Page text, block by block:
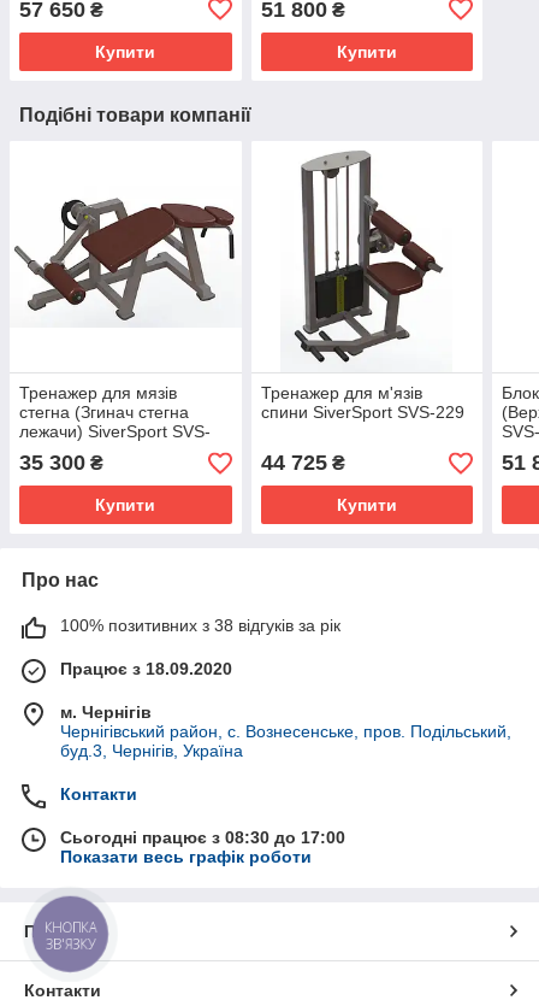
57 650 ₴
Купити
51 800₴
Купити
Подібні товари компанії
Тренажер для мязів
стегна (Згинач стегна
лежачи) SiverSport SVS-
310
35 300 ₴
Купити
Тренажер для м'язів
спини SiverSport SVS-229
44 725₴
Купити
51
Про нас
100% позитивних з 38 відгуків за рік
Працює з 18.09.2020
м. Чернігів
Чернігівський район, с. Вознесенське, пров. Подільський,
буд.3, Чернігів, Україна
Контакти
Сьогодні працює з 08:30 до 17:00
Показати весь графік роботи
Про нас
Контакти
КНОПКА
ЗВ'ЯЗКУ